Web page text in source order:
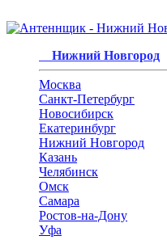
Нижний Новгород
Москва
Санкт-Петербург
Новосибирск
Екатеринбург
Нижний Новгород
Казань
Челябинск
Омск
Самара
Ростов-на-Дону
Уфа